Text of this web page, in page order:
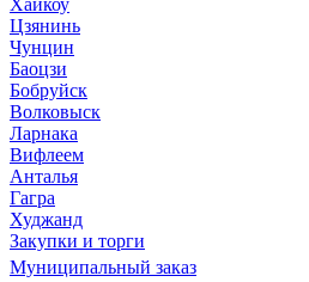
Хайкоу
Цзянинь
Чунцин
Баоцзи
Бобруйск
Волковыск
Ларнака
Вифлеем
Анталья
Гагра
Худжанд
Закупки и торги
Муниципальный заказ